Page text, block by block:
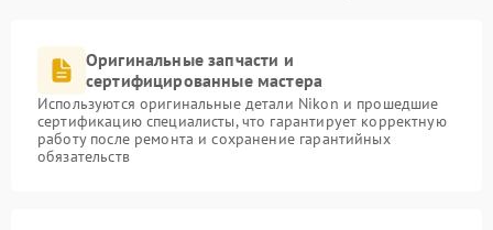
Оригинальные запчасти и
сертифицированные мастера
Используются оригинальные детали Nikon и прошедшие
сертификацию специалисты, что гарантирует корректную
работу после ремонта и сохранение гарантийных
обязательств